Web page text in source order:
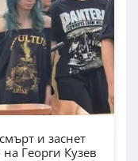
и заснет
Георги Кузев